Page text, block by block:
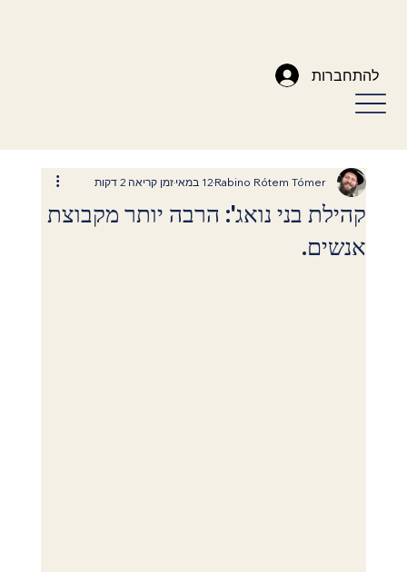
להתחברות
קהילת בני נואג': הרבה יותר מקבוצת
אנשים.
Rabino Rótem Tómer12 במאי זמן קריאה 2 דקות